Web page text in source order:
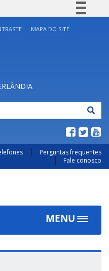
Legislação
Canais
MAPA DO SITE
Perguntas frequentes
Fale conosco
MENU
Toggle